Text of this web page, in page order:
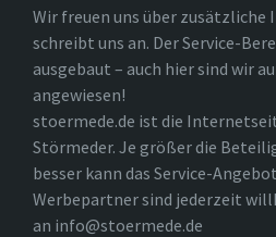
Wir freuen uns über
schreibt uns an. Der Service-
ausgebaut – auch hier sind wir
angewiesen!
stoermede.de ist die
Störmeder. Je größer die
besser kann das Service-
Werbepartner sind jederzeit
an info@stoermede.de